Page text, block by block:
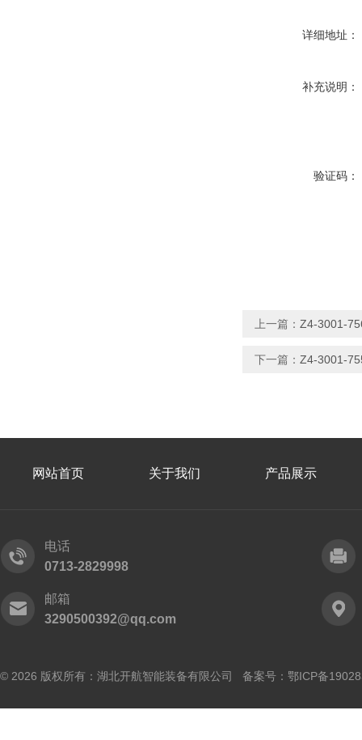
详细地址：
补充说明：
验证码：
上一篇： Z4-3001-
下一篇： Z4-3001-
网站首页 关于我们 产品展示
电话
0713-2829998
邮箱
3290500392@qq.com
© 2026 版权所有：湖北开航智能装备有限公司 备案号： 鄂ICP备